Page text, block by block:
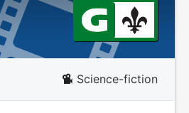
Science-fiction